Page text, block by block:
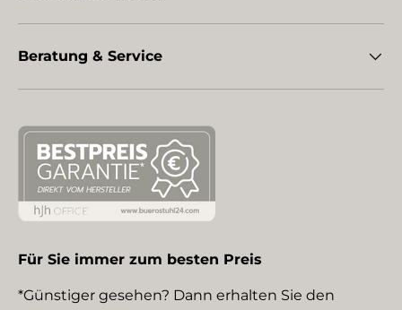
Beratung & Service
Für Sie immer zum besten Preis
*Günstiger gesehen? Dann erhalten Sie den